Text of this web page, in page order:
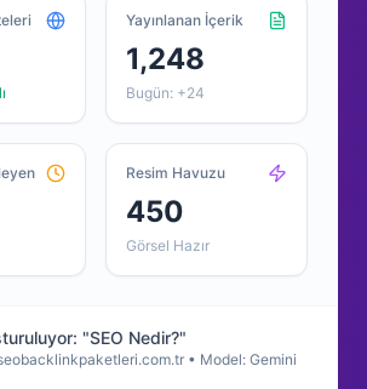
Yayınlanan İçerik
1,248
Bugün: +24
Resim Havuzu
450
Görsel Hazır
"SEO Nedir?"
• Model: Gemini